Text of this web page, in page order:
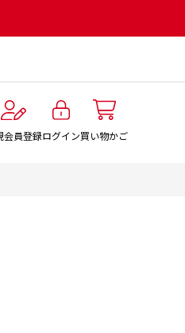
会員登録ログイン買い物かご